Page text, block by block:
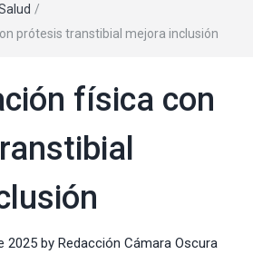
/
prótesis transtibial mejora inclusión
física con
2025 by Redacción Cámara Oscura